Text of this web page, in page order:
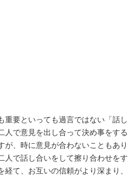
要といっても過言ではない「話し
人で意見を出し合って決め事をする
が、時に意見が合わないこともあり
人で話し合いをして擦り合わせをす
経て、お互いの信頼がより深まり、